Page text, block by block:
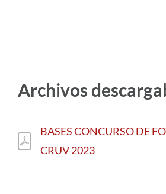
Archivos
BASES CONCURSO DE
CRUV 2023